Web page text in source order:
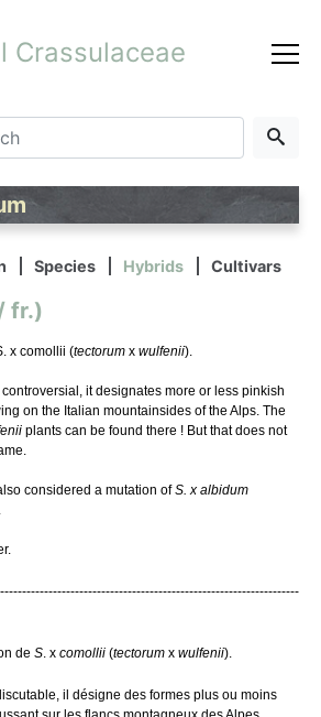
Crassulaceae
Species Hybrids Cultivars
fr.)
x comollii (tectorum x wulfenii).
controversial, it designates more or less pinkish
on the Italian mountainsides of the Alps. The
plants can be found there ! But that does not
considered a mutation ofS. x albidum
de S. x comollii (tectorum x wulfenii).
il désigne des formes plus ou moins